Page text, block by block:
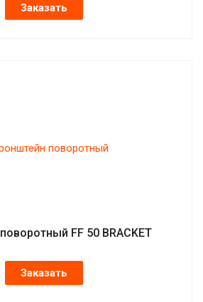
Заказать
FF 50 BRACKET
Заказать